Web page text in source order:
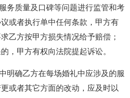
务质量及口碑等问题进行监管和考
或者执行单中任何条款，甲方有
乙方按甲方损失情况给予赔偿；
，甲方有权向法院提起诉讼。
明确乙方在每场婚礼中应涉及的服
或者其它方面的改动，应及时以